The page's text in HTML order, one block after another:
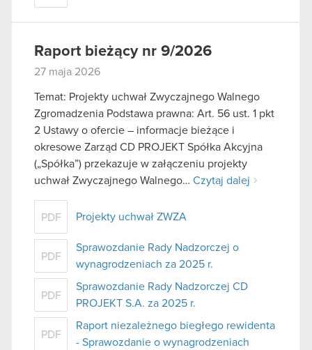
Raport bieżący nr 9/2026
27 maja 2026
Temat: Projekty uchwał Zwyczajnego Walnego
Zgromadzenia Podstawa prawna: Art. 56 ust. 1 pkt
2 Ustawy o ofercie – informacje bieżące i
okresowe Zarząd CD PROJEKT Spółka Akcyjna
(„Spółka”) przekazuje w załączeniu projekty
uchwał Zwyczajnego Walnego… Czytaj dalej
PDF Projekty uchwał ZWZA
PDF
Sprawozdanie Rady Nadzorczej o
wynagrodzeniach za 2025 r.
PDF
Sprawozdanie Rady Nadzorczej CD
PROJEKT S.A. za 2025 r.
PDF
Raport niezależnego biegłego rewidenta
- Sprawozdanie o wynagrodzeniach